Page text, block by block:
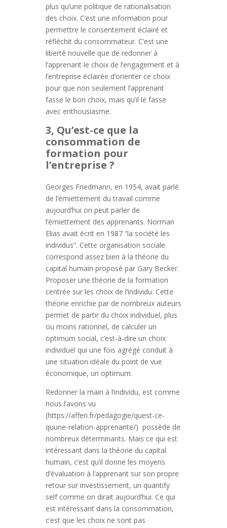
plus qu’une politique de rationalisation
des choix. C’est une information pour
permettre le consentement éclairé et
réfléchit du consommateur. C’est une
liberté nouvelle que de redonner à
l’apprenant le choix de l’engagement et à
l’entreprise éclairée d’orienter ce choix
pour que non seulement l’apprenant
fasse le bon choix, mais qu’il le fasse
avec enthousiasme.
3, Qu’est-ce que la
consommation de
formation pour
l’entreprise ?
Georges Friedmann, en 1954, avait parlé
de l’émiettement du travail comme
aujourd’hui on peut parler de
l’émiettement des apprenants. Norman
Elias avait écrit en 1987 “la société les
individus”. Cette organisation sociale
correspond assez bien à la théorie du
capital humain proposé par Gary Becker.
Proposer une théorie de la formation
centrée sur les choix de l’individu. Cette
théorie enrichie par de nombreux auteurs
permet de partir du choix individuel, plus
ou moins rationnel, de calculer un
optimum social, c’est-à-dire un choix
individuel qui une fois agrégé conduit à
une situation idéale du point de vue
économique, un optimum.
Redonner la main à l’individu, est comme
nous l’avons vu
(https://affen.fr/pedagogie/quest-ce-
quune-relation-apprenante/) possède de
nombreux déterminants. Mais ce qui est
intéressant dans la théorie du capital
humain, c’est qu’il donne les moyens
d’évaluation à l’apprenant sur son propre
retour sur investissement, un quantify
self comme on dirait aujourd’hui. Ce qui
est intéressant dans la consommation,
c’est que les choix ne sont pas